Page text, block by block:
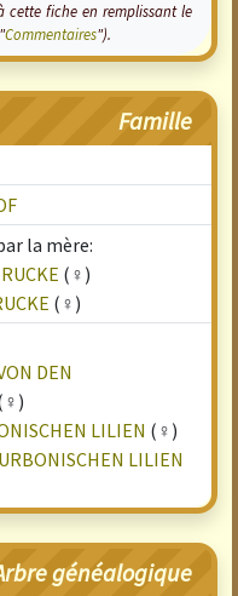
cette fiche en remplissant le
Commentaires").
Famille
la mère:
(♀)
(♀)
DEN
LILIEN (♀)
LILIEN
généalogique